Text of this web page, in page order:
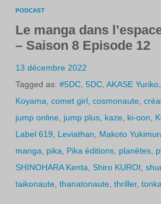
PODCAST
Le manga dans
– Saison 8 Episode 12
13 décembre 2022
Tagged as: #5DC, 5DC, AKASE Yuriko,
Koyama comet girl, cosmonaute,
jump online, jump plus, kaze, ki-oon
Label 619
Leviathan Makoto
manga
pika Pika éditions, planètes,
SHINOHARA Kenta Shiro KUROI
taikonaute, thanatonaute, thriller,